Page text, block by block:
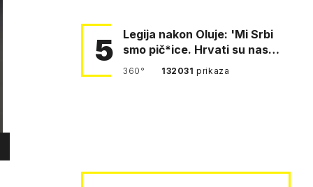
5
Legija nakon Oluje: 'Mi Srbi
smo pič*ice. Hrvati su nas
pomeli!'
360° 132031prikaza